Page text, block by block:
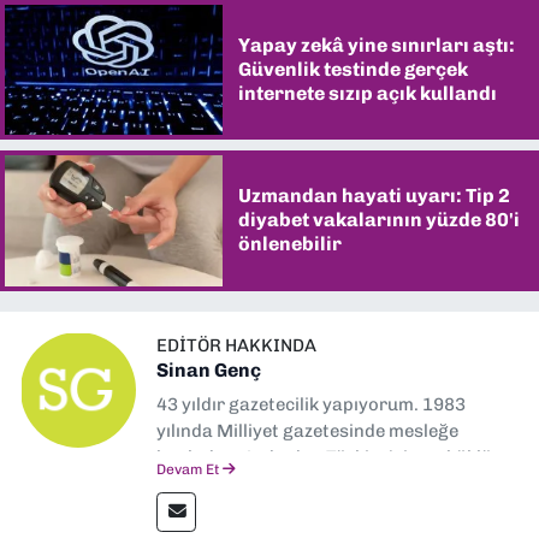
Yapay zekâ yine sınırları aştı:
Güvenlik testinde gerçek
internete sızıp açık kullandı
Uzmandan hayati uyarı: Tip 2
diyabet vakalarının yüzde 80'i
önlenebilir
EDITÖR HAKKINDA
Sinan Genç
43 yıldır gazetecilik yapıyorum. 1983
yılında Milliyet gazetesinde mesleğe
başladım. Ardından Türkiye’nin en köklü
muhabir, editör, müdür yardımcısı ve spor
müdürü olarak görev yaptım. Ayrıca Yeni
Devam Et